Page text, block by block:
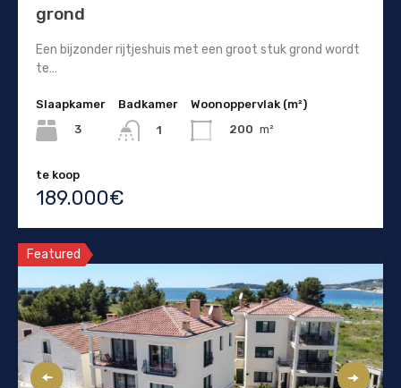
grond
Een bijzonder rijtjeshuis met een groot stuk grond wordt
te…
Slaapkamer
3
Badkamer
1
Woonoppervlak (m²)
200 m²
te koop
189.000€
Featured